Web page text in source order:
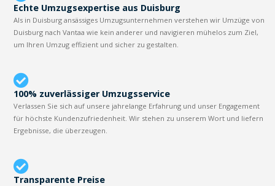
Echte Umzugsexpertise aus Duisburg
Als in Duisburg ansässiges Umzugsunternehmen verstehen wir Umzüge von
Duisburg nach Vantaa wie kein anderer und navigieren mühelos zum Ziel,
um Ihren Umzug effizient und sicher zu gestalten.
100% zuverlässiger Umzugsservice
Verlassen Sie sich auf unsere jahrelange Erfahrung und unser Engagement
für höchste Kundenzufriedenheit. Wir stehen zu unserem Wort und liefern
Ergebnisse, die überzeugen.
Transparente Preise